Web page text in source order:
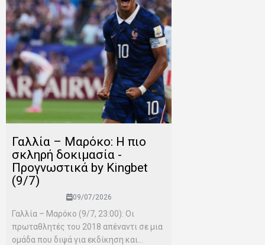
Γαλλία – Μαρόκο: Η πιο
σκληρή δοκιμασία -
Προγνωστικά by Kingbet
(9/7)
09/07/2026
Γαλλία – Μαρόκο (9/7, 23:00): Οι
πρωταθλητές του 2018 απέναντι σε μια
ομάδα που διψά για εκδίκηση και...